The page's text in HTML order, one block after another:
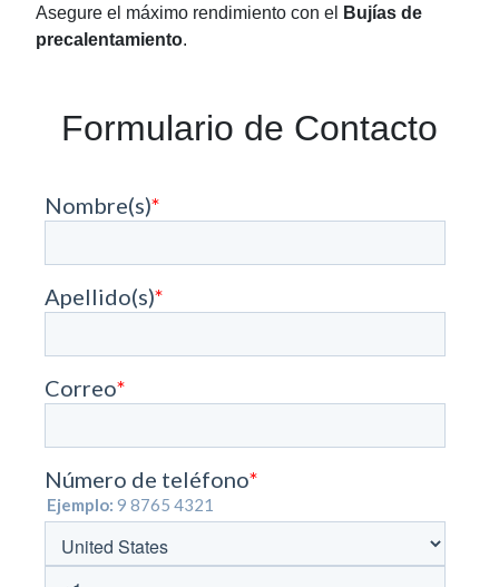
Asegure el máximo rendimiento con el
Bujías de
precalentamiento.
Formulario de Contacto